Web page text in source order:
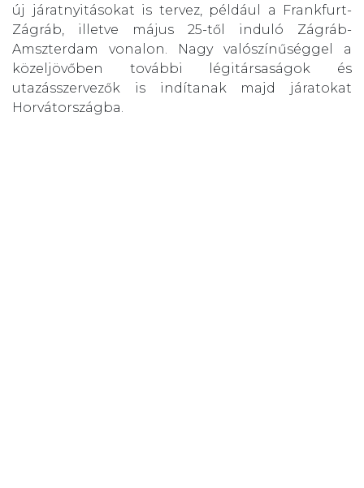
új járatnyitásokat is tervez, például a Frankfurt-
Zágráb, illetve május 25-től induló Zágráb-
Amszterdam vonalon. Nagy valószínűséggel a
közeljövőben további légitársaságok és
utazásszervezők is indítanak majd járatokat
Horvátországba.